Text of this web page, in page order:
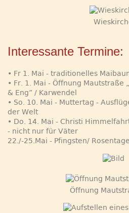
Interessante Termine:
• Fr 1. Mai - traditionelles
• Fr. 1. Mai - Öffnung Mautstraße
& Eng” / Karwendel
• So. 10. Mai - Muttertag -
der Welt
• Do. 14. Mai - Christi
- nicht nur für Väter
22./-25.Mai - Pfingsten/
Öffnung